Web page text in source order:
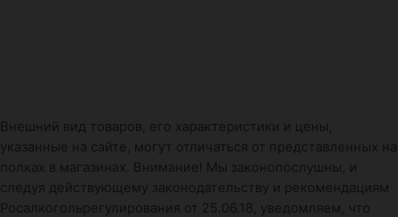
Внешний вид товаров, его характеристики и цены,
указанные на сайте, могут отличаться от представленных на
полках в магазинах. Внимание! Мы законопослушны, и
следуя действующему законодательству и рекомендациям
Росалкогольрегулирования от 25.06.18, уведомляем, что